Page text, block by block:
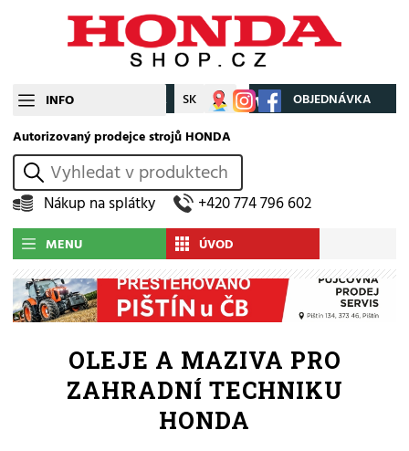
INFO CZ SK Můj účet OBJEDNÁVKA
Autorizovaný prodejce strojů HONDA
vyhledat
Nákup na splátky +420 774 796 602
MENU ÚVOD
OLEJE A MAZIVA PRO
ZAHRADNÍ TECHNIKU
HONDA